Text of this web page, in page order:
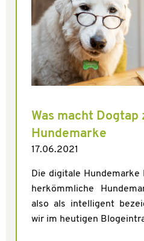
Was macht
Hundemarke
17.06.2021
Die digitale Hundemarke
herkömmliche
also als intelligent
wir im heutigen